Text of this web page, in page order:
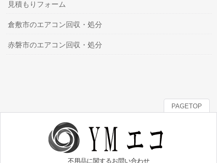
見積もりフォーム
倉敷市のエアコン回収・処分
赤磐市のエアコン回収・処分
PAGETOP
不用品に関するお問い合わせ